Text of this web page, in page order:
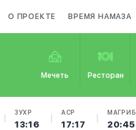
О ПРОЕКТЕ ВРЕМЯ НАМАЗА
Мечеть Ресторан
ЗУХР
13:16
АСР
17:17
МАГРИБ
20:45